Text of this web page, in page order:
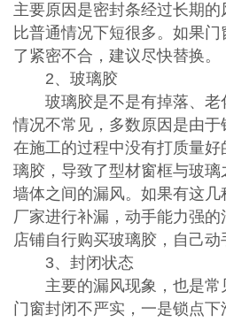
主要原因是密封条经过长期
比普通情况下短很多。如果
了紧密不合，建议尽快替换。
2、玻璃胶
玻璃胶是不是有掉落、老
情况不常见，多数原因是由
在施工的过程中没有打质量
璃胶，导致了型材窗框与玻
墙体之间的漏风。如果有这几
厂家进行补漏，动手能力强
店铺自行购买玻璃胶，自己动
3、封闭状态
主要的漏风现象，也是常
门窗封闭不严实，一是锁点